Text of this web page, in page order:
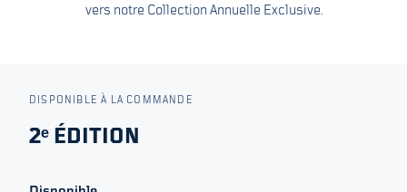
vers notre Collection Annuelle Exclusive.
DISPONIBLE À LA COMMANDE
2ᵉ ÉDITION